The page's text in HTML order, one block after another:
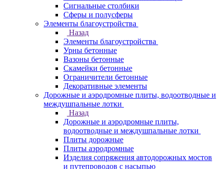
Сигнальные столбики
Сферы и полусферы
Элементы благоустройства
Назад
Элементы благоустройства
Урны бетонные
Вазоны бетонные
Скамейки бетонные
Ограничители бетонные
Декоративные элементы
Дорожные и аэродромные плиты, водоотводные и
междушпальные лотки
Назад
Дорожные и аэродромные плиты,
водоотводные и междушпальные лотки
Плиты дорожные
Плиты аэродромные
Изделия сопряжения автодорожных мостов
и путепроводов с насыпью